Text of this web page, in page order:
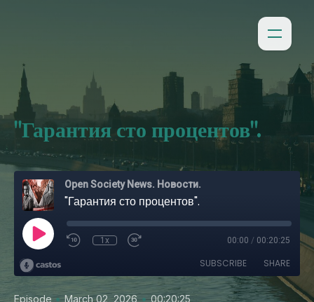
"Гарантия сто процентов".
Open Society News. Новости.
"Гарантия сто процентов".
1x 00:00 / 00:20:25
SUBSCRIBE SHARE
Episode • March 02, 2026 • 00:20:25